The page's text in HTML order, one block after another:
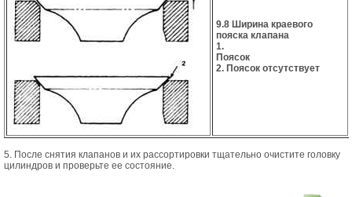
9.8 Ширина краевого
пояска клапана
1.
Поясок
2. Поясок отсутствует
5. После снятия клапанов и их рассортировки тщательно очистите головку
цилиндров и проверьте ее состояние.